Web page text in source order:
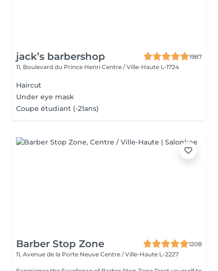
jack’s barbershop
1987
11, Boulevard du Prince Henri Centre / Ville-Haute L-1724
Haircut
Under eye mask
Coupe étudiant (-21ans)
Barber Stop Zone
1208
11, Avenue de la Porte Neuve Centre / Ville-Haute L-2227